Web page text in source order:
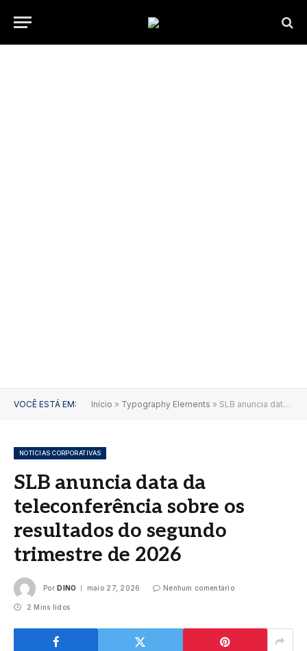
VOCÊ ESTÁ EM: Início » Typography Elements » SLB anuncia data da teleconferência sobre os resultados do segundo trimestre de 2026
NOTÍCIAS CORPORATIVAS
SLB anuncia data da
teleconferência sobre os
resultados do segundo
trimestre de 2026
Por DINO maio 27, 2026 Nenhum comentário
2 Mins lidos